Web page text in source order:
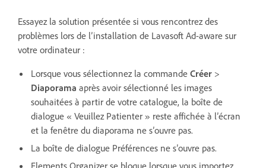
Essayez la solution présentée si vous rencontrez des
problèmes lors de l’installation de Lavasoft Ad-aware sur
votre ordinateur :
Lorsque vous sélectionnez la commande Créer >
Diaporama après avoir sélectionné les images
souhaitées à partir de votre catalogue, la boîte de
dialogue « Veuillez Patienter » reste affichée à l’écran
et la fenêtre du diaporama ne s’ouvre pas.
La boîte de dialogue Préférences ne s’ouvre pas.